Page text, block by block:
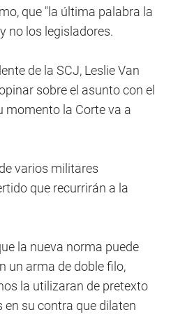
que "la última palabra la
no los legisladores.
de la SCJ, Leslie Van
sobre el asunto con el
momento la Corte va a
varios militares
que recurrirán a la
la nueva norma puede
un arma de doble filo,
la utilizaran de pretexto
su contra que dilaten